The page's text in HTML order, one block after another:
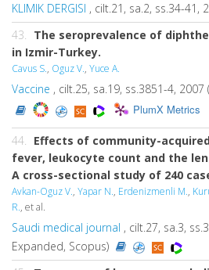
KLIMIK DERGISI , cilt.21, sa.2, ss.34-41,
43. The seroprevalence of
in Izmir-Turkey.
Cavus S., Oguz V., Yuce A.
Vaccine , cilt.25, sa.19, ss.3851-4,
PlumX Metrics
44. Effects of community-
fever, leukocyte count and the
A cross-sectional study of 240
Avkan-Oguz V., Yapar N., Erdenizmenli M.,
R., et al.
Saudi medical journal , cilt.27, sa.3,
Expanded, Scopus)